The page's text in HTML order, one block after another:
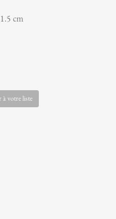
cm
votre liste